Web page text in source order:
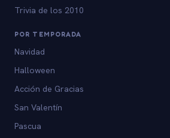
Trivia de los 2010
POR TEMPORADA
Navidad
Halloween
Acción de Gracias
San Valentín
Pascua